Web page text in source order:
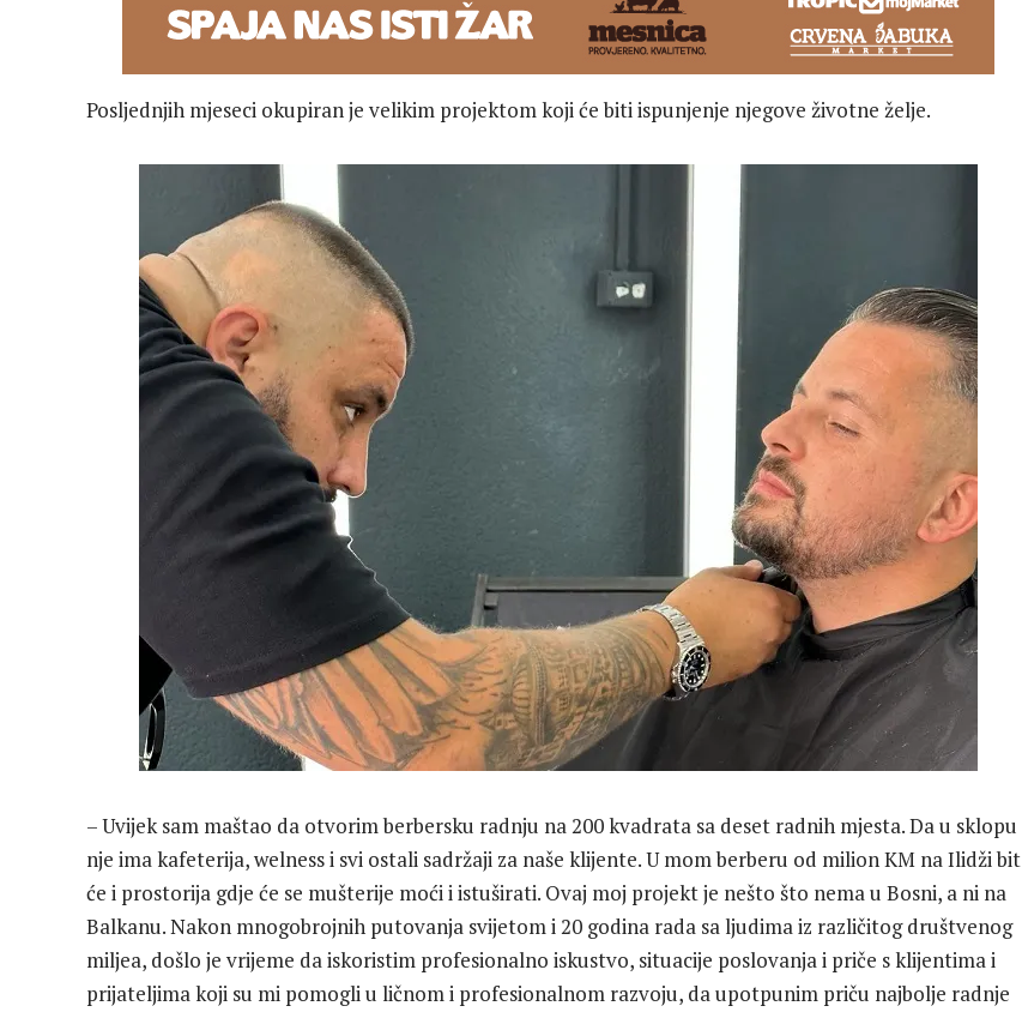
Posljednjih mjeseci okupiran je velikim projektom koji će biti ispunjenje njegove životne želje.
– Uvijek sam maštao da otvorim berbersku radnju na 200 kvadrata sa deset radnih mjesta. Da u sklopu
nje ima kafeterija, welness i svi ostali sadržaji za naše klijente. U mom berberu od milion KM na Ilidži bit
će i prostorija gdje će se mušterije moći i istuširati. Ovaj moj projekt je nešto što nema u Bosni, a ni na
Balkanu. Nakon mnogobrojnih putovanja svijetom i 20 godina rada sa ljudima iz različitog društvenog
miljea, došlo je vrijeme da iskoristim profesionalno iskustvo, situacije poslovanja i priče s klijentima i
prijateljima koji su mi pomogli u ličnom i profesionalnom razvoju, da upotpunim priču najbolje radnje